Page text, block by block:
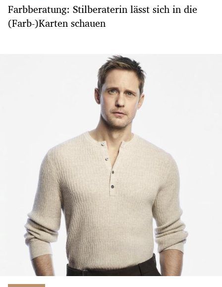
Farbberatung: Stilberaterin lässt sich in die
(Farb-)Karten schauen